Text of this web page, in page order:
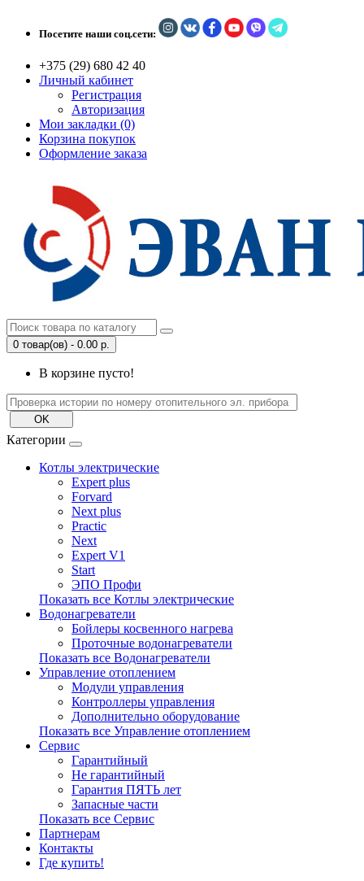
Посетите наши соц.сети:
+375 (29) 680 42 40
Личный кабинет
Регистрация
Авторизация
Мои закладки (0)
Корзина покупок
Оформление заказа
0 товар(ов) - 0.00 р.
В корзине пусто!
Категории
Котлы электрические
Expert plus
Forvard
Next plus
Practic
Next
Expert V1
Start
ЭПО Профи
Показать все Котлы электрические
Водонагреватели
Бойлеры косвенного нагрева
Проточные водонагреватели
Показать все Водонагреватели
Управление отоплением
Модули управления
Контроллеры управления
Дополнительно оборудование
Показать все Управление отоплением
Сервис
Гарантийный
Не гарантийный
Гарантия ПЯТЬ лет
Запасные части
Показать все Сервис
Партнерам
Контакты
Где купить!